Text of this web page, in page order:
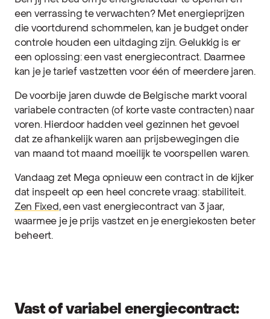
een verrassing te verwachten? Met energieprijzen
die voortdurend schommelen, kan je budget onder
controle houden een uitdaging zijn. Gelukkig is er
een oplossing: een vast energiecontract. Daarmee
kan je je tarief vastzetten voor één of meerdere jaren.
De voorbije jaren duwde de Belgische markt vooral
variabele contracten (of korte vaste contracten) naar
voren. Hierdoor hadden veel gezinnen het gevoel
dat ze afhankelijk waren aan prijsbewegingen die
van maand tot maand moeilijk te voorspellen waren.
Vandaag zet Mega opnieuw een contract in de kijker
dat inspeelt op een heel concrete vraag: stabiliteit.
Zen Fixed, een vast energiecontract van 3 jaar,
waarmee je je prijs vastzet en je energiekosten beter
beheert.
Vast of variabel energiecontract: